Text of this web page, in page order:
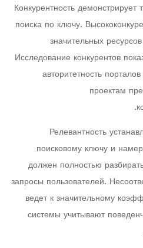
Конкурентность
поиска по ключу.
значительных
Исследование конкурентов
авторитетность
проектам
Релевантность
поисковому ключу и
должен полностью
запросы пользователей.
ведет к значительному
системы учитывают